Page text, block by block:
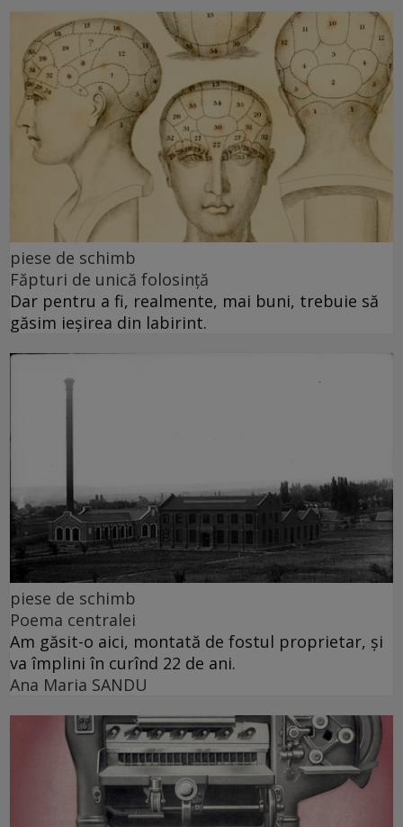
piese de schimb
Făpturi de unică folosință
Dar pentru a fi, realmente, mai buni, trebuie să
găsim ieșirea din labirint.
piese de schimb
Poema centralei
Am găsit-o aici, montată de fostul proprietar, și
va împlini în curînd 22 de ani.
Ana Maria SANDU